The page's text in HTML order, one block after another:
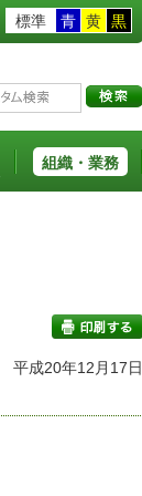
標準 青 黄 黒
組織・業務
印刷する
平成20年12月17日